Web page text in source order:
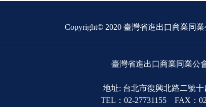
Copyright© 2020 臺灣省進出口商業同
臺灣省進出口商業同業公
地址: 台北市復興北路二號
TEL：02-27731155 FAX：